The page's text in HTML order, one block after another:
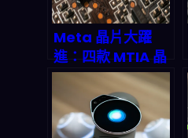
Meta 晶片大躍
進：四款 MTIA 晶
片如何顛覆 AI 時
代的遊戲規則